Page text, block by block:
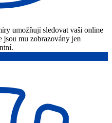
umožňují sledovat vaši online
mu zobrazovány jen